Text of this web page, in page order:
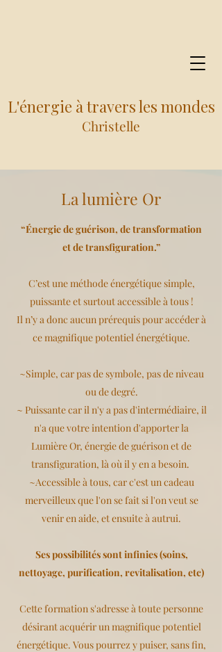
L'énergie à travers les mondes
Christelle
La lumière Or
“Énergie de guérison, de transformation
et de transfiguration.”
C’est une méthode énergétique simple,
puissante et surtout accessible à tous !
Il n’y a donc aucun prérequis pour accéder à
ce magnifique potentiel énergétique.
~Simple, car pas de symbole, pas de niveau
ou de degré.
~ Puissante car il n'y a pas d'intermédiaire, il
n'a que votre intention d'apporter la
Lumière Or, énergie de guérison et de
transfiguration, là où il y en a besoin.
~Accessible à tous, car c'est un cadeau
merveilleux que l'on se fait si l'on veut se
venir en aide, et ensuite à autrui.
Ses possibilités sont infinies (soins,
nettoyage, purification, revitalisation, etc)
Cette formation s'adresse à toute personne
désirant acquérir un magnifique potentiel
énergétique. Vous pourrez y puiser, sans fin,